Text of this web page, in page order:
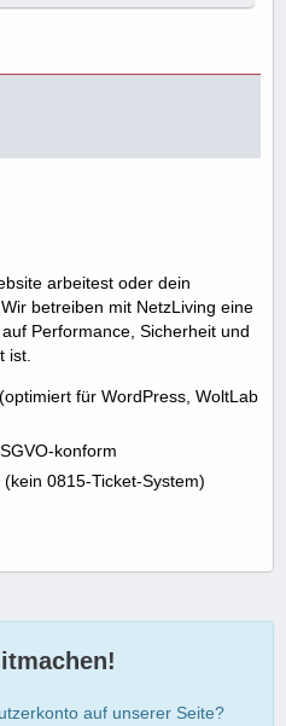
arbeitest oder dein
betreiben mit NetzLiving eine
Performance, Sicherheit und
ist.
für WordPress, WoltLab
konform
0815-Ticket-System)
auf unserer Seite?